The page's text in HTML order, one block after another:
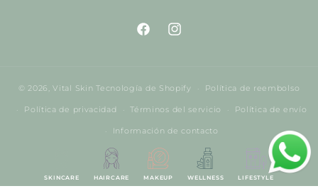
SKINCARE HAIRCARE MAKEUP WELLNESS LIFESTYLE
https://www.facebook.com/
http://instagram.com/
© 2026,Vital Skin Tecnología de Shopify Política de reembolso
Política de privacidad Términos del servicio Política de envío
Información de contacto